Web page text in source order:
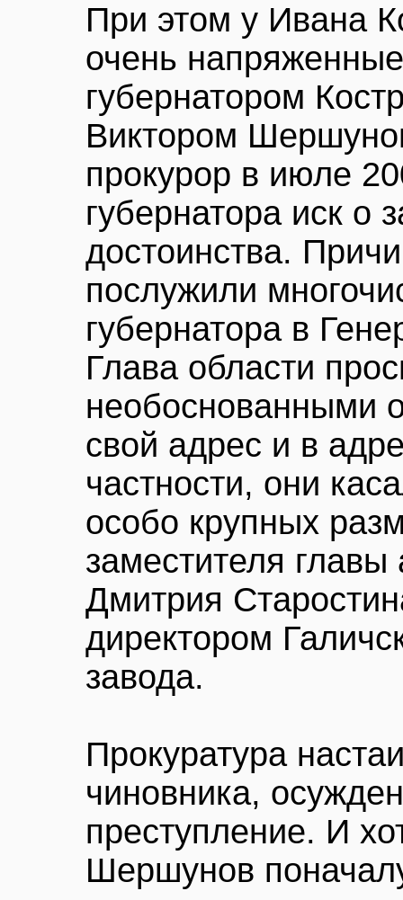
При этом у Ивана
очень
губернатором
Виктором
прокурор в июле
губернатора иск о
достоинства.
послужили
губернатора в
Глава области
необоснованными
свой адрес и в
частности, они
особо крупных
заместителя
Дмитрия
директором
завода.
Прокуратура
чиновника,
преступление. И
Шершунов